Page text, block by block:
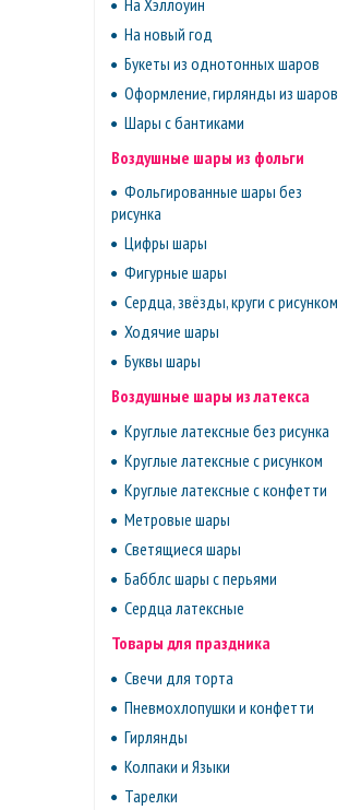
На Хэллоуин
На новый год
Букеты из однотонных шаров
Оформление, гирлянды из шаров
Шары с бантиками
Воздушные шары из фольги
Фольгированные шары без
рисунка
Цифры шары
Фигурные шары
Сердца, звёзды, круги с рисунком
Ходячие шары
Буквы шары
Воздушные шары из латекса
Круглые латексные без рисунка
Круглые латексные с рисунком
Круглые латексные с конфетти
Метровые шары
Светящиеся шары
Бабблс шары с перьями
Сердца латексные
Товары для праздника
Свечи для торта
Пневмохлопушки и конфетти
Гирлянды
Колпаки и Языки
Тарелки